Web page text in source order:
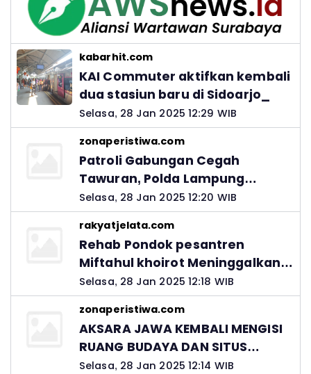
kabarhit.com
KAI Commuter aktifkan kembali
dua stasiun baru di Sidoarjo_
Selasa, 28 Jan 2025 12:29 WIB
zonaperistiwa.com
Patroli Gabungan Cegah
Tawuran, Polda Lampung
Ingatkan Peran Orang Tua
Selasa, 28 Jan 2025 12:20 WIB
rakyatjelata.com
Rehab Pondok pesantren
Miftahul khoirot Meninggalkan
Hutang Ke Material, Mantan
Kadis PUPR Harus Bertanggung
Jawab
Selasa, 28 Jan 2025 12:18 WIB
zonaperistiwa.com
AKSARA JAWA KEMBALI MENGISI
RUANG BUDAYA DAN SITUS
LELUHUR NUSANTARA
Selasa, 28 Jan 2025 12:14 WIB